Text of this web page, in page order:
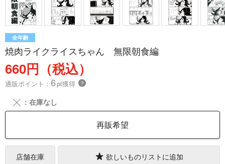
全年齢
焼肉ライクライスちゃん 無限朝食編
660円（税込）
通販ポイント： 6pt獲得 ？
╳ ：在庫なし
再販希望
店舗在庫 欲しいものリストに追加